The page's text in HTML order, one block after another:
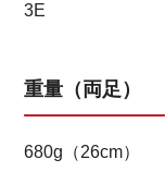
3E
重量（両足）
680g（26cm）